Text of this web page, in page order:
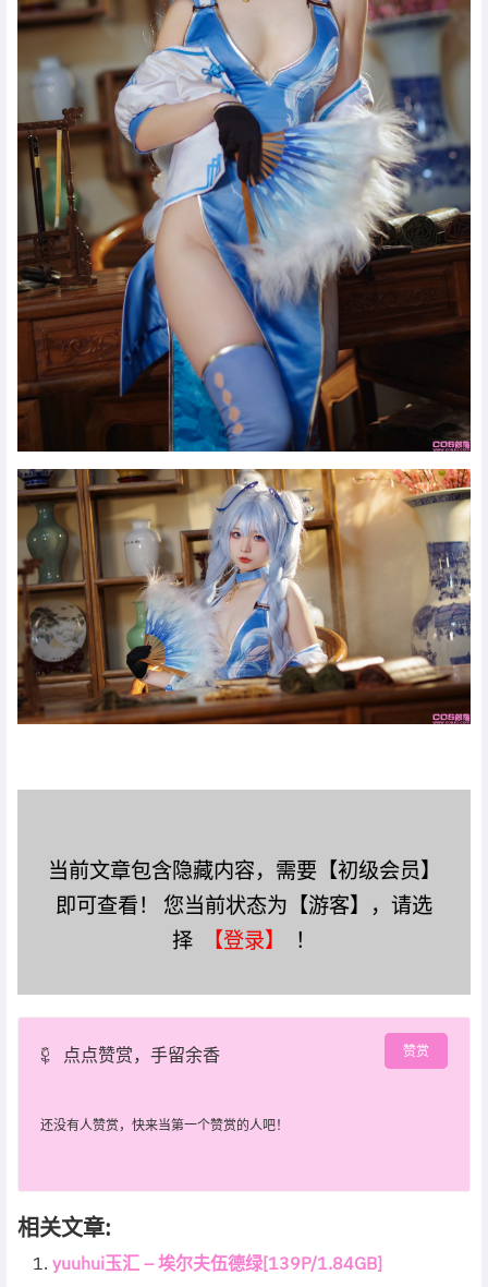
当前文章包含隐藏内容，需要【初级会员】
即可查看！ 您当前状态为【游客】，请选
择
【登录】 ！
点点赞赏，手留余香 赞赏
还没有人赞赏，快来当第一个赞赏的人吧！
相关文章:
yuuhui玉汇 – 埃尔夫伍德绿[139P/1.84GB]